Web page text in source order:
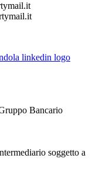
Bancario
soggetto a